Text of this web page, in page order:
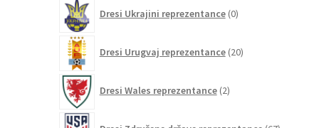
Dresi Ukrajini reprezentance 0izdelkov
Dresi Urugvaj reprezentance 20izdelkov
Dresi Wales reprezentance 2izdelka